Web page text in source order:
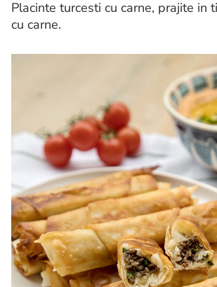
Placinte turcesti cu carne, prajite in
cu carne.